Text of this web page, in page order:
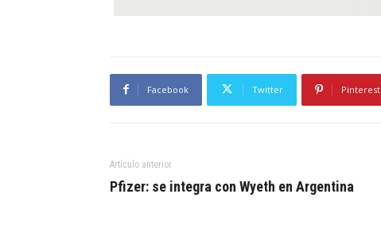
Facebook Twitter Pinterest
Artículo anterior
Pfizer: se integra con Wyeth en Argentina